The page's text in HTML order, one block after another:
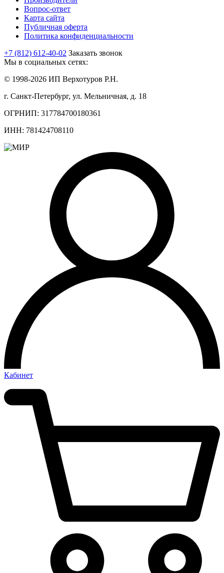
Вопрос-ответ
Карта сайта
Публичная оферта
Политика конфиденциальности
+7 (812) 612-40-02 Заказать звонок
Мы в социальных сетях:
© 1998-2026 ИП Верхотуров Р.Н.
г. Санкт-Петербург, ул. Мельничная, д. 18
ОГРНИП: 317784700180361
ИНН: 781424708110
Кабинет